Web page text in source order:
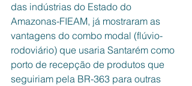
das indústrias do Estado do
Amazonas-FIEAM, já mostraram as
vantagens do combo modal (flúvio-
rodoviário) que usaria Santarém como
porto de recepção de produtos que
seguiriam pela BR-363 para outras